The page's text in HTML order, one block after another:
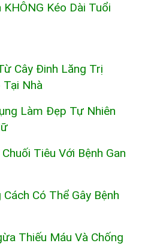
KHÔNG Kéo Dài Tuổi
Cây Đinh Lăng Trị
Tại Nhà
Làm Đẹp Tự Nhiên
Tiêu Với Bệnh Gan
Có Thể Gây Bệnh
Thiếu Máu Và Chống